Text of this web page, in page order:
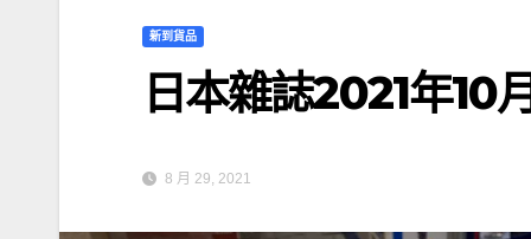
新到貨品
日本雜誌2021年10
8 月 29, 2021